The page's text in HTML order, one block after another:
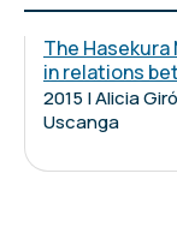
The
in relations
2015 | Alicia
Uscanga